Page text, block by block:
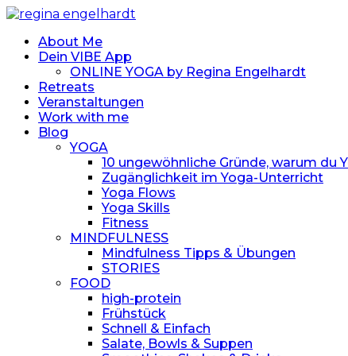
About Me
Dein VIBE App
ONLINE YOGA by Regina Engelhardt
Retreats
Veranstaltungen
Work with me
Blog
YOGA
10 ungewöhnliche Gründe, warum du
Zugänglichkeit im Yoga-Unterricht
Yoga Flows
Yoga Skills
Fitness
MINDFULNESS
Mindfulness Tipps & Übungen
STORIES
FOOD
high-protein
Frühstück
Schnell & Einfach
Salate, Bowls & Suppen